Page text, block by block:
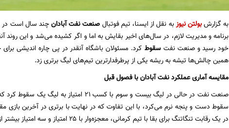
به گزارشبولتن نیوزبه نقل از ایسنا، تیم فوتبالصنعت نفت آبادانچند سال است در
برنامه و مدیریت لازم، در سال‌های اخیر بقایش به اما و اگر کشیده می‌شد و این روند
خود رسید و صنعت نفتسقوط کرد. مسئولان باشگاه آنقدر در پی چاره اندیشی
همین چالش‌ها تیشه به ریشه یکی از پرطرفدارترین تیم‌های لیگ برتری زد.
مقایسه آماری عملکرد نفت آبادان با فصول قبل
صنعت نفت در حالی در لیگ بیست و سوم با کسب
سقوط دست و پنجه نرم می‌کرد، با این تفاوت که در نهایت با برتری در آخرین بازی
در یک رقابت تنگاتنگ برای بقا با تیم کرمانی، معجزه‌وار با ۲۵ امتیاز و سه امتیاز بیشتر از حریف خود، در لیگ برتر ماند.